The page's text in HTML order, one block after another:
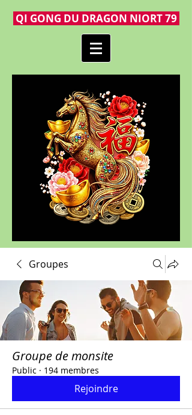
QI GONG DU DRAGON NIORT 79
Groupes
Groupe de monsite
Public · 194 membres
Rejoindre